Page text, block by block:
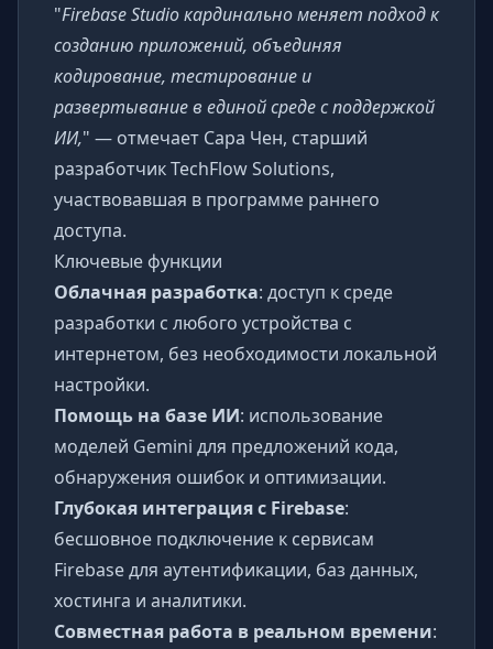
"Firebase Studio кардинально меняет подход к
созданию приложений, объединяя
кодирование, тестирование и
развертывание в единой среде с поддержкой
ИИ," — отмечает Сара Чен, старший
разработчик TechFlow Solutions,
участвовавшая в программе раннего
доступа.
Ключевые функции
Облачная разработка: доступ к среде
разработки с любого устройства с
интернетом, без необходимости локальной
настройки.
Помощь на базе ИИ: использование
моделей Gemini для предложений кода,
обнаружения ошибок и оптимизации.
Глубокая интеграция с Firebase:
бесшовное подключение к сервисам
Firebase для аутентификации, баз данных,
хостинга и аналитики.
Совместная работа в реальном времени: